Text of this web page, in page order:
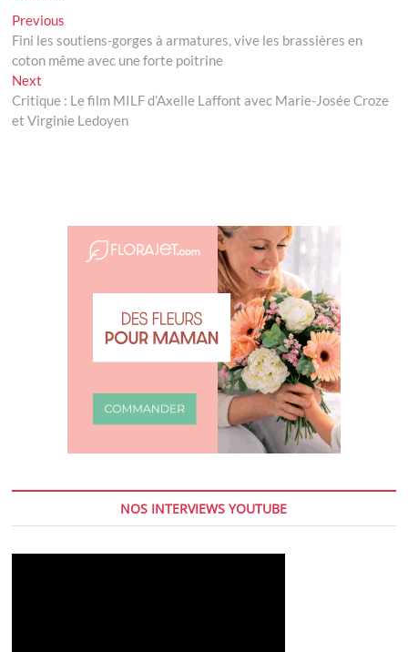
Navigation
de
l’article
Previous
post:
Fini les soutiens-gorges à armatures, vive les brassières en
coton même avec une forte poitrine
Next
post:
Critique : Le film MILF d’Axelle Laffont avec Marie-Josée Croze
et Virginie Ledoyen
NOS INTERVIEWS YOUTUBE